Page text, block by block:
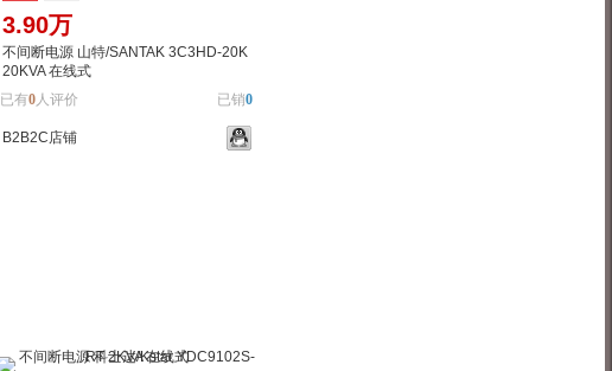
3.90万
不间断电源 山特/SANTAK 3C3HD-20K
20KVA 在线式
已有0人评价 已销0
B2B2C店铺